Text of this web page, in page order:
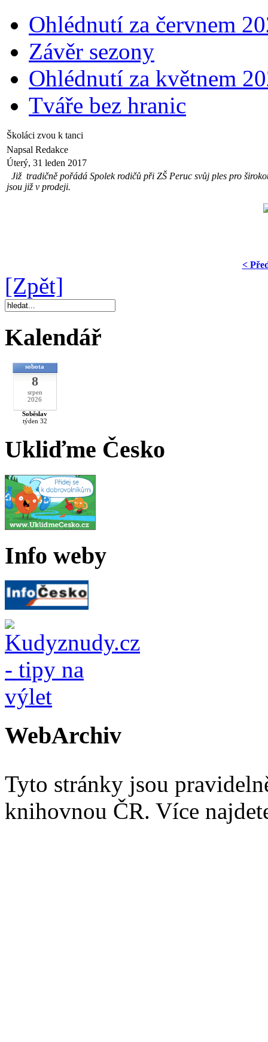
Ohlédnutí za červnem
Závěr sezony
Ohlédnutí za květnem
Tváře bez hranic
Školáci zvou k tanci
Napsal Redakce
Úterý, 31 leden 2017
Již tradičně pořádá Spolek rodičů při ZŠ Peruc svůj ples pro
jsou již v prodeji.
<
[Zpět]
Kalendář
sobota
8
srpen
2026
Soběslav
týden 32
Ukliďme Česko
Info weby
WebArchiv
Tyto stránky jsou
knihovnou ČR. Více